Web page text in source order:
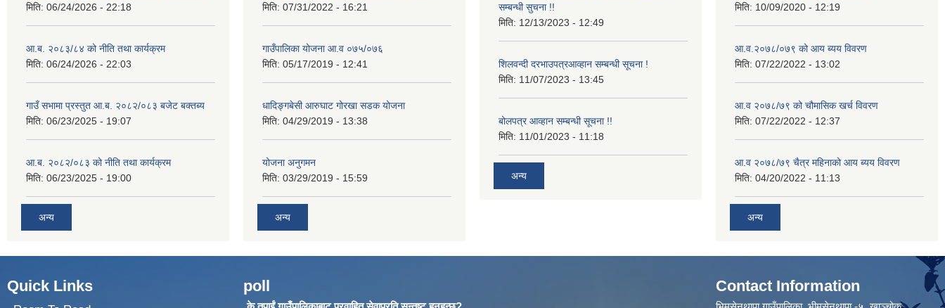
मिति: 06/24/2026 - 22:18
आ.ब. २०८३/८४ को नीति तथा कार्यक्रम
मिति: 06/24/2026 - 22:03
गाउँ सभामा प्रस्तुत आ.ब. २०८२/०८३ बजेट बक्तब्य
मिति: 06/23/2025 - 19:07
आ.ब. २०८२/०८३ को नीति तथा कार्यक्रम
मिति: 06/23/2025 - 19:00
अन्य
मिति: 07/31/2022 - 16:21
गाउँपालिका योजना आ.व ०७५/०७६
मिति: 05/17/2019 - 12:41
धादिङ्गबेसी आरुघाट गोरखा सडक योजना
मिति: 04/29/2019 - 13:38
योजना अनुगमन
मिति: 03/29/2019 - 15:59
अन्य
सम्बन्धी सुचना !!
मिति: 12/13/2023 - 12:49
शिलवन्दी दरभाउपत्रआव्हान सम्बन्धी सूचना !
मिति: 11/07/2023 - 13:45
बोलपत्र आव्हान सम्बन्धी सूचना !!
मिति: 11/01/2023 - 11:18
अन्य
मिति: 10/09/2020 - 12:19
आ.व.२०७८/०७९ को आय ब्यय विवरण
मिति: 07/22/2022 - 13:02
आ.व २०७८/७९ को चौमासिक खर्च विवरण
मिति: 07/22/2022 - 12:37
आ.व २०७८/७९ चैत्र महिनाको आय ब्यय विवरण
मिति: 04/20/2022 - 11:13
अन्य
Quick Links poll Contact Information